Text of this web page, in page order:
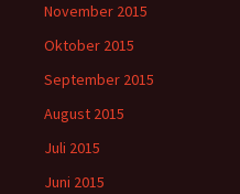
November 2015
Oktober 2015
September 2015
August 2015
Juli 2015
Juni 2015